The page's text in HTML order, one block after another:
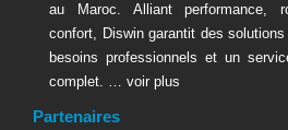
au Maroc. Alliant performance,
confort, Diswin garantit des
besoins professionnels et un
complet. … voir plus
Partenaires